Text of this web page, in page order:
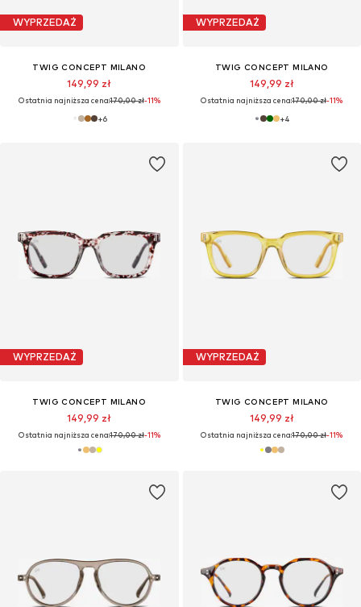
WYPRZEDAŻ
TWIG CONCEPT MILANO
149,99 zł
Ostatnia najniższa cena:170,00 zł-11%
+6
WYPRZEDAŻ
TWIG CONCEPT MILANO
149,99 zł
Ostatnia najniższa cena:170,00 zł-11%
+4
WYPRZEDAŻ
TWIG CONCEPT MILANO
149,99 zł
Ostatnia najniższa cena:170,00 zł-11%
WYPRZEDAŻ
TWIG CONCEPT MILANO
149,99 zł
Ostatnia najniższa cena:170,00 zł-11%